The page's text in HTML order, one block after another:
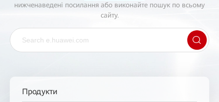
нижченаведені посилання або виконайте пошук по всьому
сайту.
Продукти